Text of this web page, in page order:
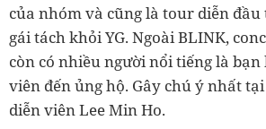
của nhóm và cũng là tour diễn đầu
gái tách khỏi YG. Ngoài BLINK,
còn có nhiều người nổi tiếng là bạn
viên đến ủng hộ. Gây chú ý nhất
diễn viên Lee Min Ho.